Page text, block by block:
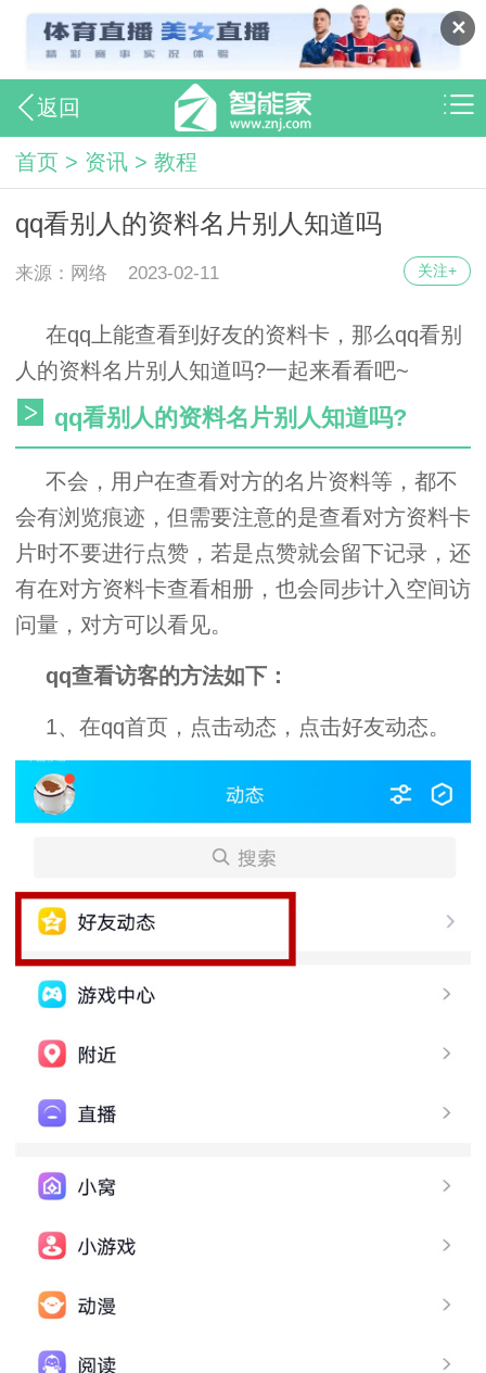
✕
返回
首页 > 资讯 > 教程
qq看别人的资料名片别人知道吗
来源：网络 2023-02-11 关注+
在qq上能查看到好友的资料卡，那么qq看别
人的资料名片别人知道吗?一起来看看吧~
qq看别人的资料名片别人知道吗?
不会，用户在查看对方的名片资料等，都不
会有浏览痕迹，但需要注意的是查看对方资料卡
片时不要进行点赞，若是点赞就会留下记录，还
有在对方资料卡查看相册，也会同步计入空间访
问量，对方可以看见。
qq查看访客的方法如下：
1、在qq首页，点击动态，点击好友动态。